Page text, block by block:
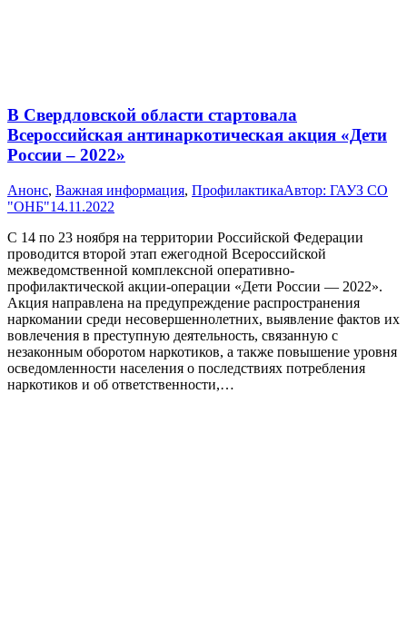
В Свердловской области стартовала
Всероссийская антинаркотическая акция «Дети
России – 2022»
Анонс, Важная информация, ПрофилактикаАвтор: ГАУЗ СО
"ОНБ"14.11.2022
С 14 по 23 ноября на территории Российской Федерации
проводится второй этап ежегодной Всероссийской
межведомственной комплексной оперативно-
профилактической акции-операции «Дети России — 2022».
Акция направлена на предупреждение распространения
наркомании среди несовершеннолетних, выявление фактов их
вовлечения в преступную деятельность, связанную с
незаконным оборотом наркотиков, а также повышение уровня
осведомленности населения о последствиях потребления
наркотиков и об ответственности,…